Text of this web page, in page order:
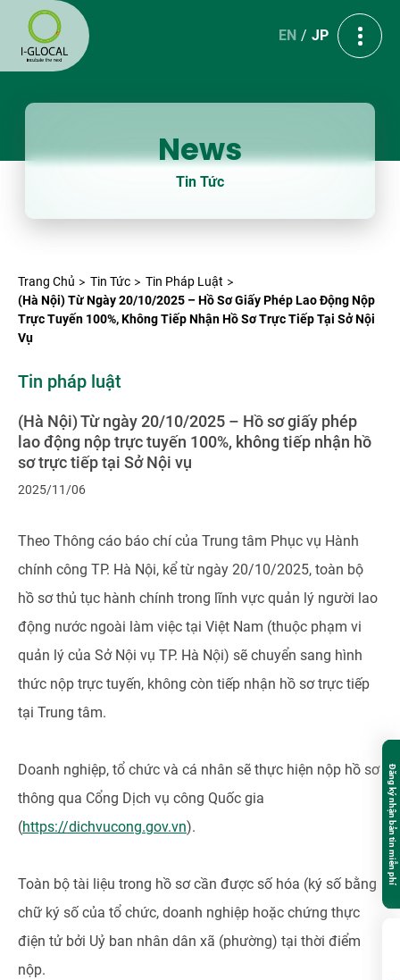
EN JP
News
Tin Tức
Trang Chủ Tin Tức
Tin Pháp Luật
(Hà Nội) Từ Ngày 20/10/2025 – Hồ Sơ Giấy Phép Lao Động Nộp
Trực Tuyến 100%, Không Tiếp Nhận Hồ Sơ Trực Tiếp Tại Sở Nội
Vụ
Tin pháp luật
(Hà Nội) Từ ngày 20/10/2025 – Hồ sơ giấy phép
lao động nộp trực tuyến 100%, không tiếp nhận hồ
sơ trực tiếp tại Sở Nội vụ
2025/11/06
Theo Thông cáo báo chí của Trung tâm Phục vụ Hành
chính công TP. Hà Nội, kể từ ngày 20/10/2025, toàn bộ
hồ sơ thủ tục hành chính trong lĩnh vực quản lý người lao
động nước ngoài làm việc tại Việt Nam (thuộc phạm vi
quản lý của Sở Nội vụ TP. Hà Nội) sẽ chuyển sang hình
thức nộp trực tuyến, không còn tiếp nhận hồ sơ trực tiếp
tại Trung tâm.
Doanh nghiệp, tổ chức và cá nhân sẽ thực hiện nộp hồ sơ
thông qua Cổng Dịch vụ công Quốc gia
(https://dichvucong.gov.vn).
Toàn bộ tài liệu trong hồ sơ cần được số hóa (ký số bằng
chữ ký số của tổ chức, doanh nghiệp hoặc chứng thực
điện tử bởi Uỷ ban nhân dân xã (phường) tại thời điểm
nộp.
Đăng ký nhận bản tin miễn phí